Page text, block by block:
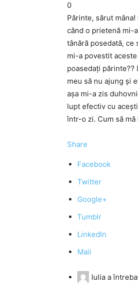
0
Părinte, sărut
când o prietenă mi-
tânără posedată,
mi-a povestit
poasedați
meu să nu ajung și
așa mi-a zis
lupt efectiv cu
într-o zi. Cum să
Share
Facebook
Twitter
Google+
Tumblr
LinkedIn
Mail
Iulia a